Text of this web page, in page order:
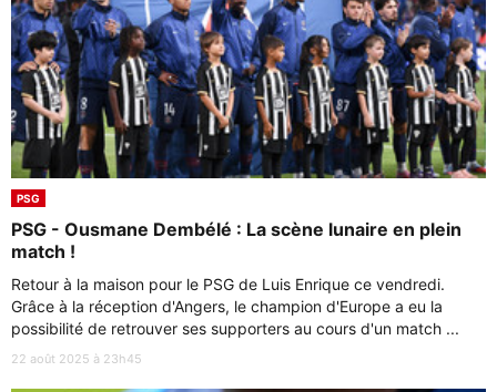
PSG
PSG - Ousmane Dembélé : La scène lunaire en plein
match !
Retour à la maison pour le PSG de Luis Enrique ce vendredi.
Grâce à la réception d'Angers, le champion d'Europe a eu la
possibilité de retrouver ses supporters au cours d'un match ...
22 août 2025 à 23h45